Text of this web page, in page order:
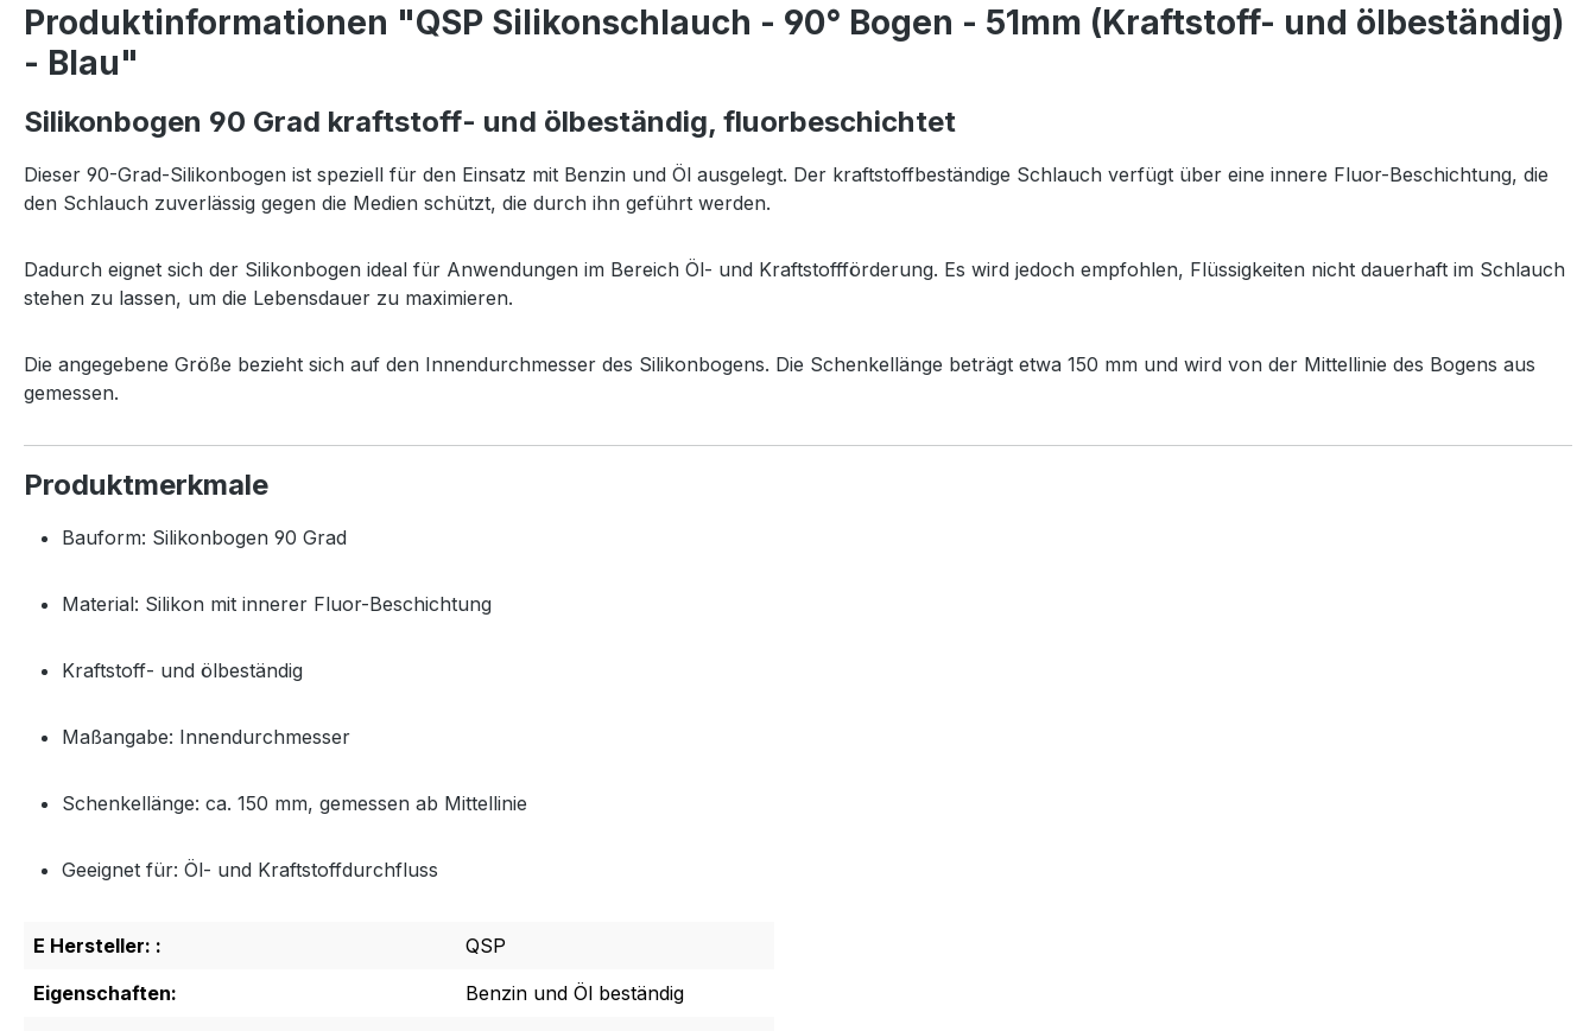
Produktinformationen "QSP Silikonschlauch - 90° Bogen - 51mm (Kraftstoff- und ölbeständig)
- Blau"
Silikonbogen 90 Grad kraftstoff- und ölbeständig, fluorbeschichtet
Dieser 90-Grad-Silikonbogen ist speziell für den Einsatz mit Benzin und Öl ausgelegt. Der kraftstoffbeständige Schlauch verfügt über eine innere Fluor-Beschichtung, die
den Schlauch zuverlässig gegen die Medien schützt, die durch ihn geführt werden.
Dadurch eignet sich der Silikonbogen ideal für Anwendungen im Bereich Öl- und Kraftstoffförderung. Es wird jedoch empfohlen, Flüssigkeiten nicht dauerhaft im Schlauch
stehen zu lassen, um die Lebensdauer zu maximieren.
Die angegebene Größe bezieht sich auf den Innendurchmesser des Silikonbogens. Die Schenkellänge beträgt etwa 150 mm und wird von der Mittellinie des Bogens aus
gemessen.
Produktmerkmale
Bauform: Silikonbogen 90 Grad
Material: Silikon mit innerer Fluor-Beschichtung
Kraftstoff- und ölbeständig
Maßangabe: Innendurchmesser
Schenkellänge: ca. 150 mm, gemessen ab Mittellinie
Geeignet für: Öl- und Kraftstoffdurchfluss
E Hersteller: :
QSP
Eigenschaften:
Benzin und Öl beständig